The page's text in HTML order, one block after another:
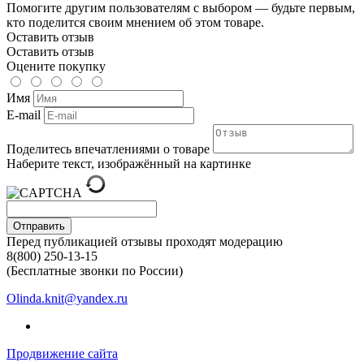
Помогите другим пользователям с выбором — будьте первым,
кто поделится своим мнением об этом товаре.
Оставить отзыв
Оставить отзыв
Оцените покупку
Имя
E-mail
Поделитесь впечатлениями о товаре
Наберите текст, изображённый на картинке
Отправить
Перед публикацией отзывы проходят модерацию
8(800) 250-13-15
(Бесплатные звонки по России)
Olinda.knit@yandex.ru
Продвижение сайта